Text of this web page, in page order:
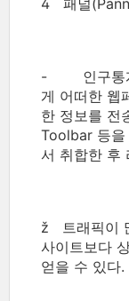
4 패널
- 인구통계
게 어떠한 웹
한 정보를 전
Toolbar 등을
서 취합한 후
ž 트래픽이
사이트보다
얻을 수 있다.